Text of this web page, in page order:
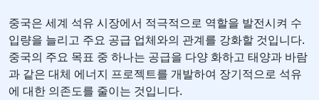
중국은 세계 석유 시장에서 적극적으로 역할을 발전시켜 수
입량을 늘리고 주요 공급 업체와의 관계를 강화할 것입니다.
중국의 주요 목표 중 하나는 공급을 다양 화하고 태양과 바람
과 같은 대체 에너지 프로젝트를 개발하여 장기적으로 석유
에 대한 의존도를 줄이는 것입니다.